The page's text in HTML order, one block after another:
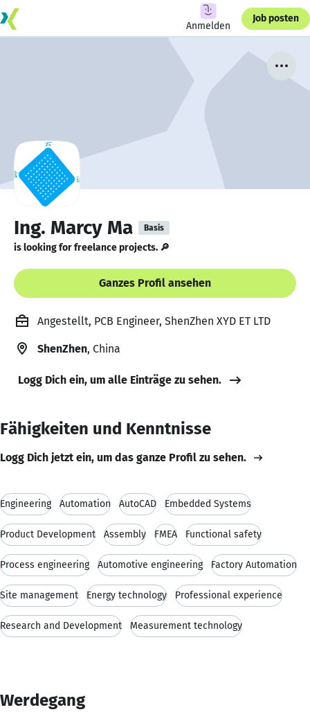
Anmelden
Job posten
Ing. Marcy Ma Basis
is looking for freelance projects. 🔎
Ganzes Profil ansehen
Angestellt, PCB Engineer, ShenZhen XYD ET LTD
ShenZhen, China
Logg Dich ein, um alle Einträge zu sehen.
Fähigkeiten und Kenntnisse
Logg Dich jetzt ein, um das ganze Profil zu sehen.
Engineering Automation AutoCAD Embedded Systems
Product Development Assembly FMEA Functional safety
Process engineering Automotive engineering Factory Automation
Site management Energy technology Professional experience
Research and Development Measurement technology
Werdegang